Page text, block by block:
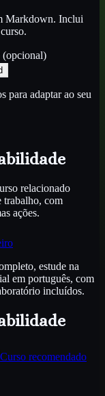
Markdown. Inclui
(opcional)
para adaptar ao seu
relacionado
trabalho, com
ações.
estude na
em português, com
incluídos.
Curso recomendado